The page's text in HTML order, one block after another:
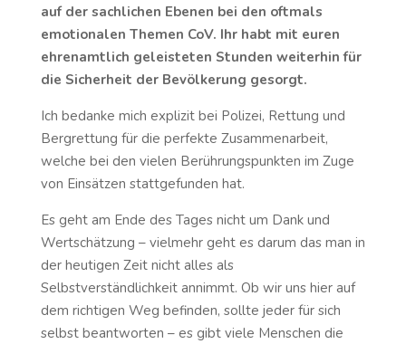
auf der sachlichen Ebenen bei den oftmals
emotionalen Themen CoV. Ihr habt mit euren
ehrenamtlich geleisteten Stunden weiterhin für
die Sicherheit der Bevölkerung gesorgt.
Ich bedanke mich explizit bei Polizei, Rettung und
Bergrettung für die perfekte Zusammenarbeit,
welche bei den vielen Berührungspunkten im Zuge
von Einsätzen stattgefunden hat.
Es geht am Ende des Tages nicht um Dank und
Wertschätzung – vielmehr geht es darum das man in
der heutigen Zeit nicht alles als
Selbstverständlichkeit annimmt. Ob wir uns hier auf
dem richtigen Weg befinden, sollte jeder für sich
selbst beantworten – es gibt viele Menschen die